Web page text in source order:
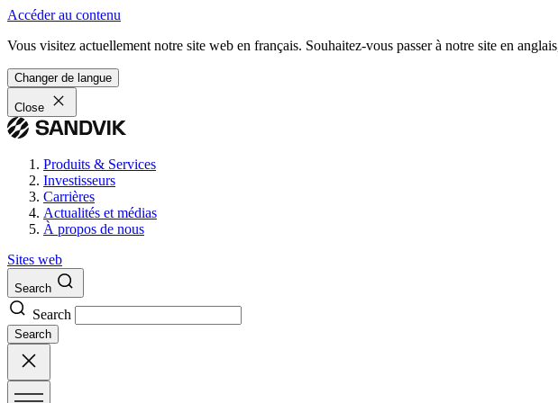
Accéder au contenu
Vous visitez actuellement notre site web en français. Souhaitez-vous passer à notre site en
Changer de langue
Close
Produits & Services
Investisseurs
Carrières
Actualités et médias
À propos de nous
Sites web
Search
Search
Search